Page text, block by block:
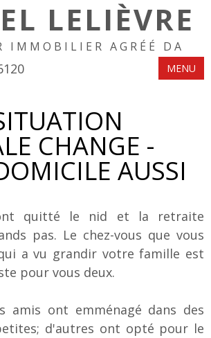
LELIÈVRE
IMMOBILIER AGRÉÉ DA
MENU
CHANGE -
AUSSI
quitté le nid et la retraite
pas. Le chez-vous que vous
a vu grandir votre famille est
pour vous deux.
amis ont emménagé dans des
d'autres ont opté pour le